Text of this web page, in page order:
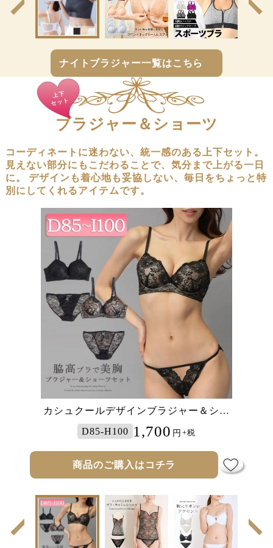
前
次
ナイトブラジャー一覧はこちら
ブラジャー＆ショーツ
上下
セット
コーディネートに迷わない、統一感のある上下セット。
見えない部分にもこだわることで、気分まで上がる一日
に。
デザインも着心地も妥協しない、毎日をちょっと特
別にしてくれるアイテムです。
カシュクールデザインブラジャー＆ショ
ーツセット
D85-H100 1,700 円 +税
商品のご購入はコチラ
カップ付きシアーレースキャミソール＆
シアーレースショーツ2点セット
LL-5L 2,980円 +税
商品のご購入はコチラ
谷間リボンノンワイヤーブラ＆ショーツ
2点セット
LL-5L 1,872円 +税
商品のご購入はコチラ
サテン切り替えノンワイヤーブラ＆ショ
ーツ2点セット
LL-5L 2,600円 +税
商品のご購入はコチラ
前
次